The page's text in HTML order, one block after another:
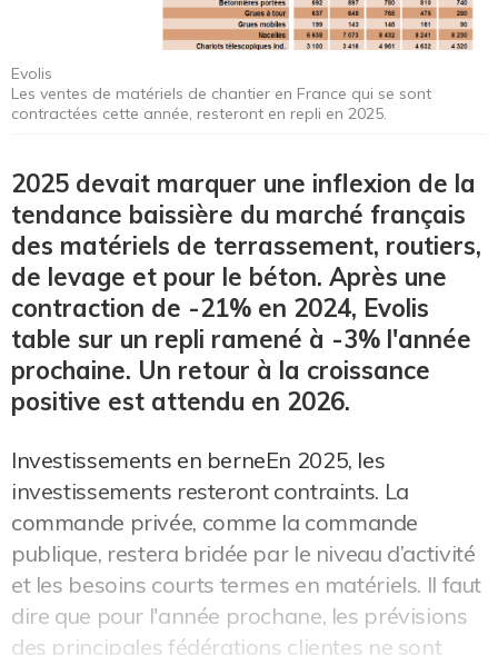
Evolis
Les ventes de matériels de chantier en France qui se sont
contractées cette année, resteront en repli en 2025.
2025 devait marquer une inflexion de la
tendance baissière du marché français
des matériels de terrassement, routiers,
de levage et pour le béton. Après une
contraction de -21% en 2024, Evolis
table sur un repli ramené à -3% l'année
prochaine. Un retour à la croissance
positive est attendu en 2026.
Investissements en berneEn 2025, les
investissements resteront contraints. La
commande privée, comme la commande
publique, restera bridée par le niveau d’activité
et les besoins courts termes en matériels. Il faut
dire que pour l'année prochane, les prévisions
des principales fédérations clientes ne sont